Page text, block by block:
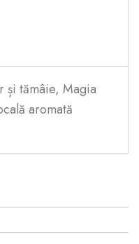
și tămâie, Magia
aromată